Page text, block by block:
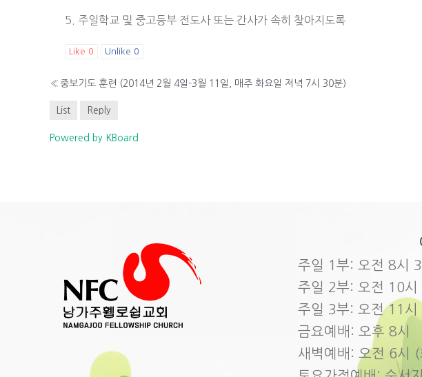
5. 주일학교 및 중고등부 전도사 또는 간사가 속히 찾아지도록
Like 0 Unlike 0
« 중보기도 훈련 (2014년 2월 4일-3월 11일, 매주 화요일 저녁 7시 30분)
List Reply
Powered by KBoard
주일 1부: 오전 8시
주일 2부: 오전 10
주일 3부: 오전 11시
금요예배: 오후 8시
새벽예배: 오전 6시